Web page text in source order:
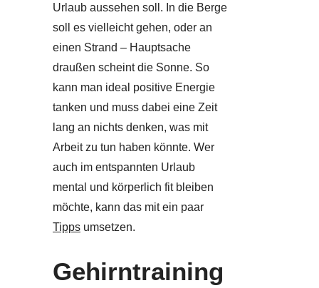
Urlaub aussehen soll. In die Berge
soll es vielleicht gehen, oder an
einen Strand – Hauptsache
draußen scheint die Sonne. So
kann man ideal positive Energie
tanken und muss dabei eine Zeit
lang an nichts denken, was mit
Arbeit zu tun haben könnte. Wer
auch im entspannten Urlaub
mental und körperlich fit bleiben
möchte, kann das mit ein paar
Tipps umsetzen.
Gehirntraining